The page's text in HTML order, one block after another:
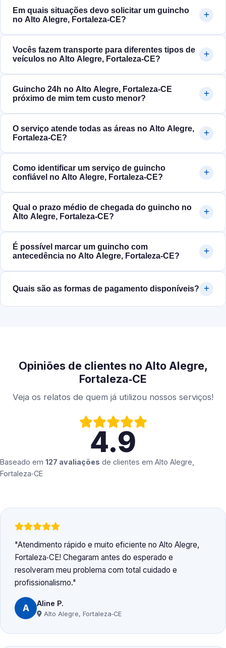
Em quais situações devo solicitar um guincho
no Alto Alegre, Fortaleza‑CE?
Vocês fazem transporte para diferentes tipos de
veículos no Alto Alegre, Fortaleza‑CE?
Guincho 24h no Alto Alegre, Fortaleza‑CE
próximo de mim tem custo menor?
O serviço atende todas as áreas no Alto Alegre,
Fortaleza‑CE?
Como identificar um serviço de guincho
confiável no Alto Alegre, Fortaleza‑CE?
Qual o prazo médio de chegada do guincho no
Alto Alegre, Fortaleza‑CE?
É possível marcar um guincho com
antecedência no Alto Alegre, Fortaleza‑CE?
Quais são as formas de pagamento disponíveis?
Opiniões de clientes no Alto Alegre,
Fortaleza‑CE
Veja os relatos de quem já utilizou nossos serviços!
4.9
Baseado em 127 avaliações de clientes em Alto Alegre,
Fortaleza‑CE
Atendimento rápido e muito eficiente no Alto Alegre,
Fortaleza‑CE! Chegaram antes do esperado e
resolveram meu problema com total cuidado e
profissionalismo.
A Aline P.
Alto Alegre, Fortaleza‑CE